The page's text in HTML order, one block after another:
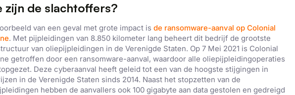
zijn de slachtoffers?
van een geval met grote impact is de ransomware-aanval op Colonial
. Met pijpleidingen van 8.850 kilometer lang beheert dit bedrijf de grootste
van oliepijpleidingen in de Verenigde Staten. Op 7 Mei 2021 is Colonial
getroffen door een ransomware-aanval, waardoor alle oliepijpleidingoperaties
Deze cyberaanval heeft geleid tot een van de hoogste stijgingen in
in de Verenigde Staten sinds 2014. Naast het stopzetten van de
hebben de aanvallers ook 100 gigabyte aan data gestolen en gedreigd